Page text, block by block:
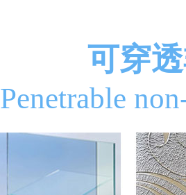
可穿
Penetrable